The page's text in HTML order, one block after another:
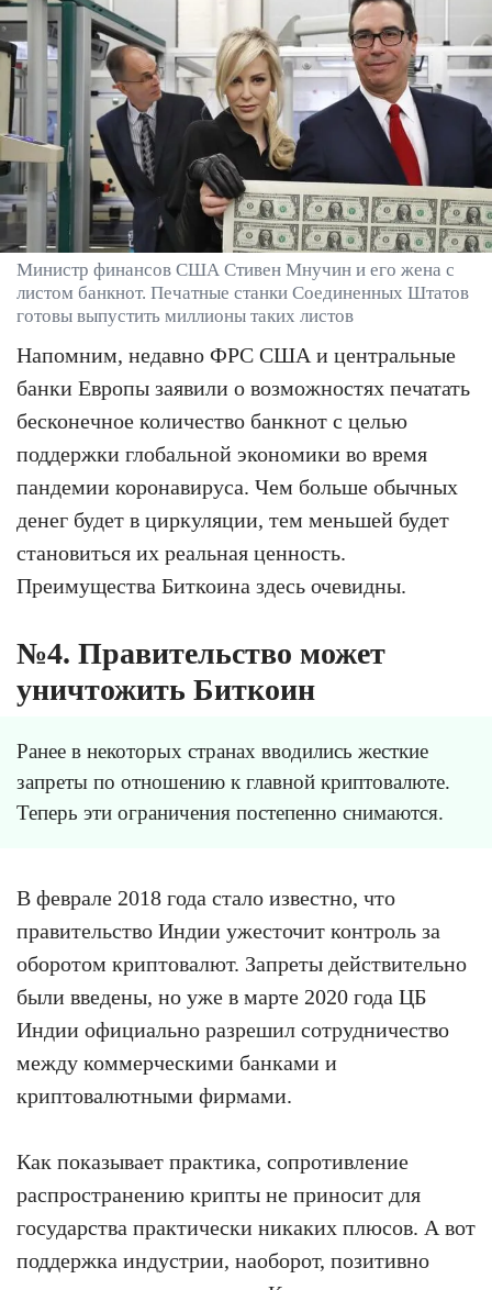
Министр финансов США Стивен Мнучин и его жена с
листом банкнот. Печатные станки Соединенных Штатов
готовы выпустить миллионы таких листов
Напомним, недавно ФРС США и центральные
банки Европы заявили о возможностях печатать
бесконечное количество банкнот с целью
поддержки глобальной экономики во время
пандемии коронавируса. Чем больше обычных
денег будет в циркуляции, тем меньшей будет
становиться их реальная ценность.
Преимущества Биткоина здесь очевидны.
№4. Правительство может
уничтожить Биткоин
Ранее в некоторых странах вводились жесткие
запреты по отношению к главной криптовалюте.
Теперь эти ограничения постепенно снимаются.
В феврале 2018 года стало известно, что
правительство Индии ужесточит контроль за
оборотом криптовалют. Запреты действительно
были введены, но уже в марте 2020 года ЦБ
Индии официально разрешил сотрудничество
между коммерческими банками и
криптовалютными фирмами.
Как показывает практика, сопротивление
распространению крипты не приносит для
государства практически никаких плюсов. А вот
поддержка индустрии, наоборот, позитивно